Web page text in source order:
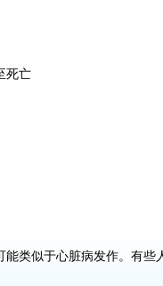
死亡
类似于心脏病发作。有